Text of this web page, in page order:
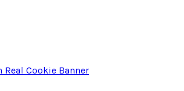
Cookie Banner